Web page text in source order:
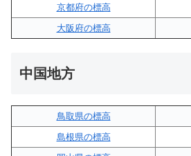
京都府の標高
大阪府の標高
中国地方
鳥取県の標高
島根県の標高